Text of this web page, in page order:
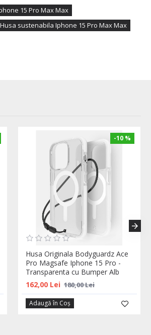
15 Pro Max Max
Husa sustenabila Iphone 15 Pro Max Max
-10 %
Husa Originala Bodyguardz Ace
Pro Magsafe Iphone 15 Pro -
Transparenta cu Bumper Alb
162,00 Lei 180,00 Lei
Adaugă în Coş